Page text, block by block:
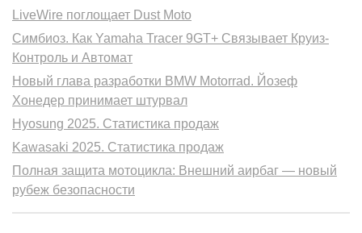
LiveWire поглощает Dust Moto
Симбиоз. Как Yamaha Tracer 9GT+ Связывает Круиз-
Контроль и Автомат
Новый глава разработки BMW Motorrad. Йозеф
Хонедер принимает штурвал
Hyosung 2025. Статистика продаж
Kawasaki 2025. Статистика продаж
Полная защита мотоцикла: Внешний аирбаг — новый
рубеж безопасности